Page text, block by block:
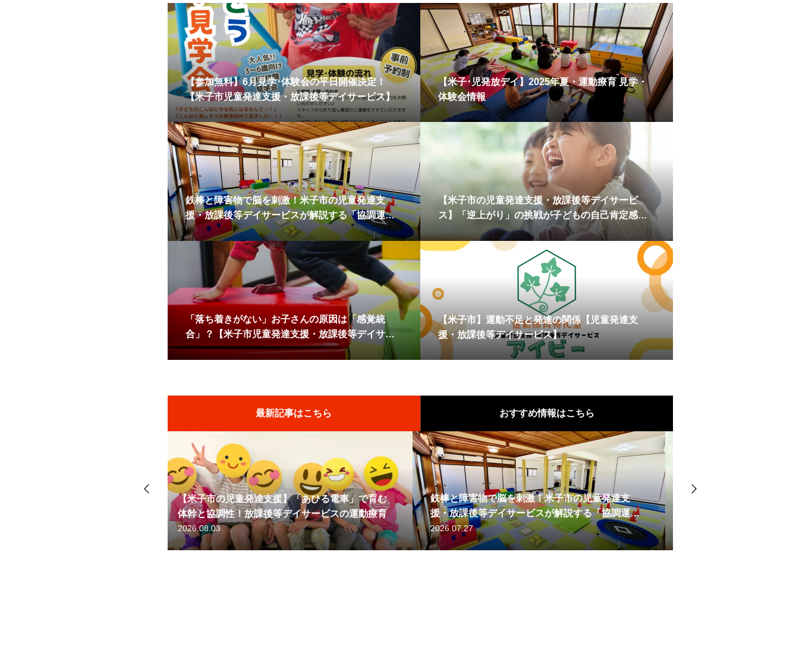
【参加無料】6月見学･体験会の平日開催決定！
【米子市児童発達支援・放課後等デイサービス】
【米子･児発放デイ】2025年夏・運動療育 見学・
体験会情報
鉄棒と障害物で脳を刺激！米子市の児童発達支
援・放課後等デイサービスが解説する「協調運
動」と「空間認識能力」の秘密
【米子市の児童発達支援・放課後等デイサービ
ス】「逆上がり」の挑戦が子どもの自己肯定感を
「落ち着きがない」お子さんの原因は「感覚統
合」？【米子市児童発達支援・放課後等デイサー
ビス】
【米子市】運動不足と発達の関係【児童発達支
援・放課後等デイサービス】
最新記事はこちら おすすめ情報はこちら
鉄棒と障害物で脳を刺激！米子市の児童発達支
援・放課後等デイサービスが解説する「協調運
動」と「空間認識能力」の秘密
2026.07.27
【米子市の児童発達支援・放課後等デイサービ
ス】「逆上がり」の挑戦が子どもの自己肯定感を
育む理由
2026.07.21
【米子市】運動不足と発達の関係【児童発達支
援・放課後等デイサービス】
2025.07.29
【開催報告】米子市の保育・福祉勉強会｜感覚統
合と運動療育で子どもの発達を支える
2025.08.05